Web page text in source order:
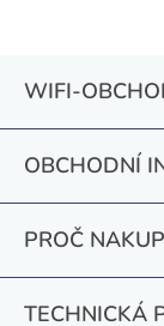
WIFI-
OBCHODNÍ
PROČ
TECHNICKÁ